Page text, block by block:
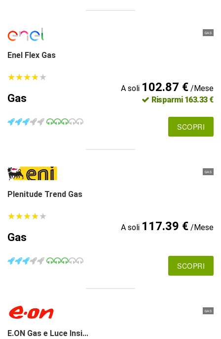
GAS
Enel Flex Gas
★★★★★
★★★★★
Gas
A soli 102.87 €/Mese
Risparmi 163.33 €
SCOPRI
GAS
Plenitude Trend Gas
★★★★★
★★★★★
Gas
A soli 117.39 €/Mese
SCOPRI
GAS
E.ON Gas e Luce Insi...